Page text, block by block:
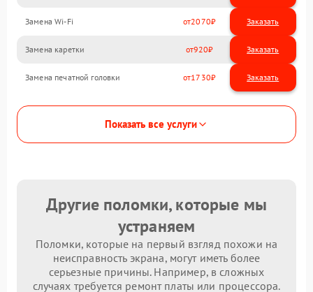
Замена Wi-Fi 2070
Замена каретки 920
Замена печатной головки 1730
Показать все услуги
Другие поломки, которые мы
устраняем
Поломки, которые на первый взгляд похожи на
неисправность экрана, могут иметь более
серьезные причины. Например, в сложных
случаях требуется ремонт платы или процессора.